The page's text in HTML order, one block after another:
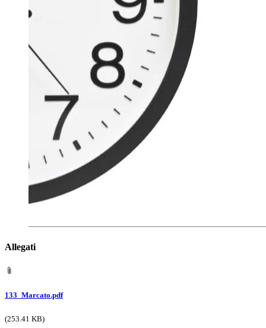
Allegati
133_Marcato.pdf
(253.41 KB)